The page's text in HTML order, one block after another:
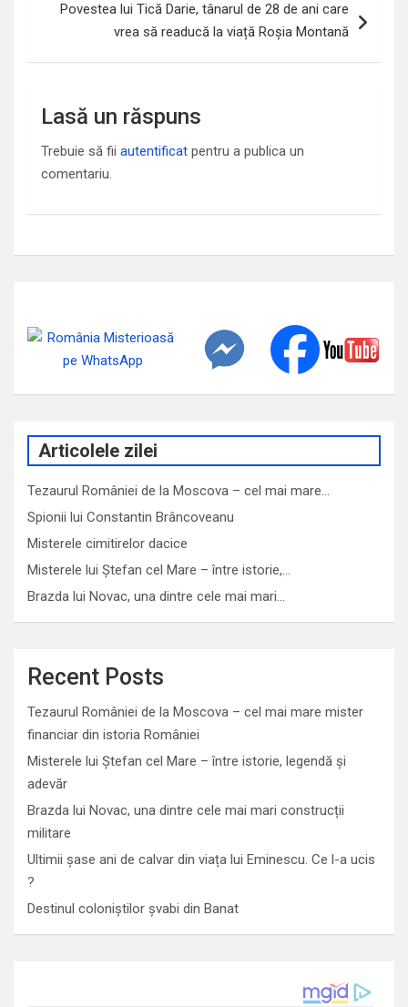
Povestea lui Tică Darie, tânarul de 28 de ani care
vrea să readucă la viață Roșia Montană
Lasă un răspuns
Trebuie să fii autentificat pentru a publica un
comentariu.
Articolele zilei
Tezaurul României de la Moscova – cel mai mare…
Spionii lui Constantin Brâncoveanu
Misterele cimitirelor dacice
Misterele lui Ștefan cel Mare – între istorie,…
Brazda lui Novac, una dintre cele mai mari…
Recent Posts
Tezaurul României de la Moscova – cel mai mare mister
financiar din istoria României
Misterele lui Ștefan cel Mare – între istorie, legendă și
adevăr
Brazda lui Novac, una dintre cele mai mari construcții
militare
Ultimii șase ani de calvar din viața lui Eminescu. Ce l-a ucis
?
Destinul coloniștilor șvabi din Banat